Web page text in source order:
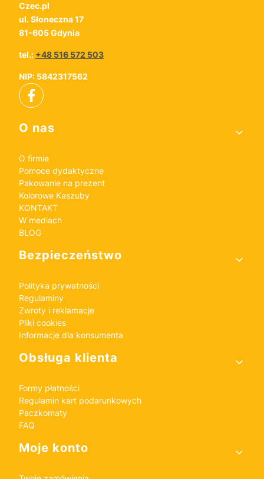
Czec.pl
ul. Słoneczna 17
81-605 Gdynia
tel.: +48 516 572 503
NIP: 5842317562
Linki w stopce
O nas
O firmie
Pomoce dydaktyczne
Pakowanie na prezent
Kolorowe Kaszuby
KONTAKT
W mediach
BLOG
Bezpieczeństwo
Polityka prywatności
Regulaminy
Zwroty i reklamacje
Pliki cookies
Informacje dla konsumenta
Obsługa klienta
Formy płatności
Regulamin kart podarunkowych
Paczkomaty
FAQ
Moje konto